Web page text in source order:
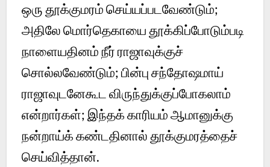
ஒரு தூக்குமரம் செய்யப்படவேண்டும்;
அதிலே மொர்தெகாயை தூக்கிப்போடும்படி
நாளையதினம் நீர் ராஜாவுக்குச்
சொல்லவேண்டும்; பின்பு சந்தோஷமாய்
ராஜாவுடனேகூட விருந்துக்குப்போகலாம்
என்றார்கள்; இந்தக் காரியம் ஆமானுக்கு
நன்றாய்க் கண்டதினால் தூக்குமரத்தைச்
செய்வித்தான்.